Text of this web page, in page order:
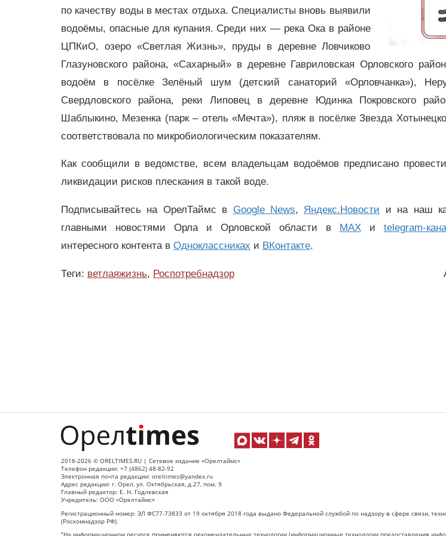
по качеству воды в местах отдыха. Специалисты вновь выявили
водоёмы, опасные для купания. Среди них — река Ока в районе
ЦПКиО, озеро «Светлая Жизнь», пруды в деревне Ловчиково
Глазуновского района, «Сахарный» в деревне Гавриловская Орловского
водоём в посёлке Зелёный шум (детский санаторий «Орловчанка»),
Свердловского района, реки Липовец в деревне Юдинка Покровского
Шаблыкино, Мезенка (парк – отель «Мечта»), пляж в посёлке Звезда
соответствовала по микробиологическим показателям.
Как сообщили в ведомстве, всем владельцам водоёмов предписано
ликвидации рисков плескания в такой воде.
Подписывайтесь на ОрелТаймс в Google News, Яндекс.Новости и на наш
главными новостями Орла и Орловской области в
MAXи telegram-
интересного контента в Одноклассниках и ВКонтакте.
Теги: ветлаяжизнь, Роспотребнадзор
2018-2026 © ORELTIMES.RU | Сетевое издание «Орелтаймс»
Телефон редакции: +7 (4862) 48-82-92
Электронная почта редакции: oreltimes@yandex.ru
Адрес редакции: г. Орел, ул. Октябрьская, д.27, пом. 9
Главный редактор: Е. Н. Годлевская
Учредитель: ООО «Орелтаймс»
Регистрационный номер: ЭЛ ФС77-73833 от 19 октября 2018 года выдано Федеральной службой по надзору в сфере связи,
(Роскомнадзор РФ).